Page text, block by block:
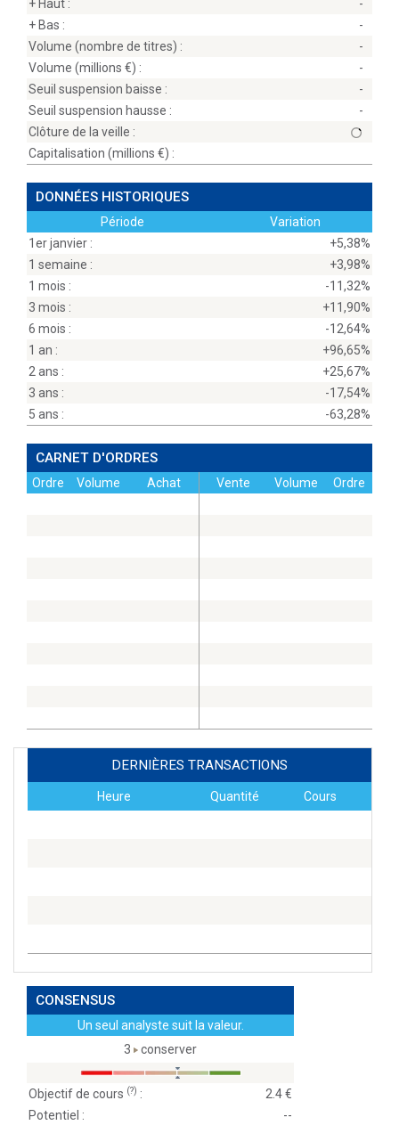
+ Haut :
-
+ Bas :
-
Volume (nombre de titres) :
-
Volume (millions
) :
-
Seuil suspension baisse :
-
Seuil suspension hausse :
-
Clôture de la veille :
Capitalisation (millions
) :
DONNÉES HISTORIQUES
Période
Variation
1er janvier :
+5,38%
1 semaine :
+3,98%
1 mois :
-11,32%
3 mois :
+11,90%
6 mois :
-12,64%
1 an :
+96,65%
2 ans :
+25,67%
3 ans :
-17,54%
5 ans :
-63,28%
CARNET D'ORDRES
Ordre Volume Achat Vente Volume Ordre
DERNIÈRES TRANSACTIONS
Heure Quantité Cours
CONSENSUS
Un seul analyste suit la valeur.
3
conserver
Objectif de cours (?) :
2.4
Potentiel :
--